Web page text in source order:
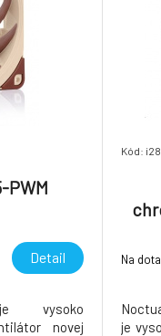
PWM
Detail
vysoko
novej
Kód:
Na
je